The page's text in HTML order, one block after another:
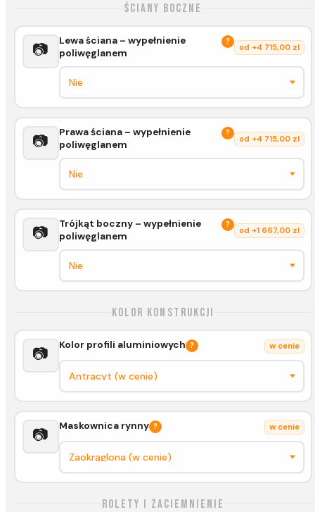
Ściany boczne
📷
Lewa ściana – wypełnienie
poliwęglanem
?
od +4 715,00 zl
📷
Prawa ściana – wypełnienie
poliwęglanem
?
od +4 715,00 zl
📷
Trójkąt boczny – wypełnienie
poliwęglanem
?
od +1 667,00 zl
Kolor konstrukcji
📷 Kolor profili aluminiowych ? w cenie
📷 Maskownica rynny ? w cenie
Rolety i zaciemnienie